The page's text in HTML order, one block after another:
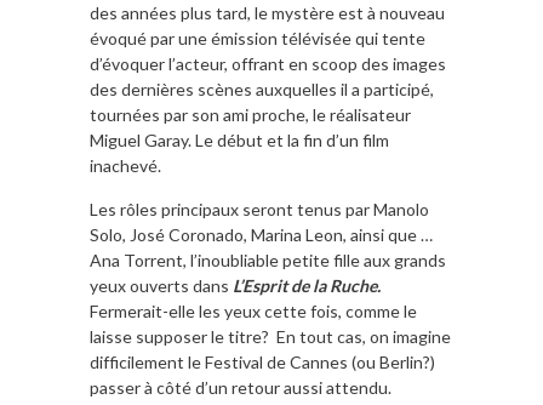
des années plus tard, le mystère est à nouveau
évoqué par une émission télévisée qui tente
d’évoquer l’acteur, offrant en scoop des images
des dernières scènes auxquelles il a participé,
tournées par son ami proche, le réalisateur
Miguel Garay. Le début et la fin d’un film
inachevé.
Les rôles principaux seront tenus par Manolo
Solo, José Coronado, Marina Leon, ainsi que …
Ana Torrent, l’inoubliable petite fille aux grands
yeux ouverts dans L’Esprit de la Ruche.
Fermerait-elle les yeux cette fois, comme le
laisse supposer le titre? En tout cas, on imagine
difficilement le Festival de Cannes (ou Berlin?)
passer à côté d’un retour aussi attendu.